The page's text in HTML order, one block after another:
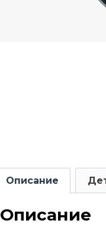
Описание
Описание